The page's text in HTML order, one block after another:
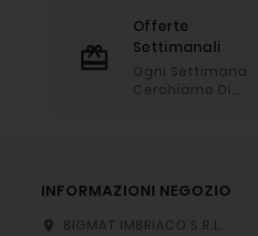
Imviaci Un
Messaggio Via
Whatsapp
Offerte
Settimanali
Ogni Settimana
Cerchiamo Di
INFORMAZIONI NEGOZIO
location_on
BIGMAT IMBRIACO S.R.L.